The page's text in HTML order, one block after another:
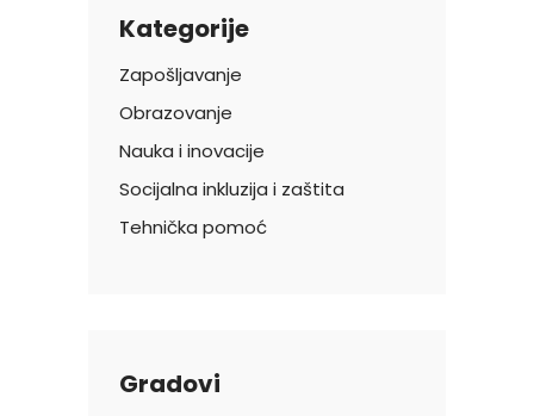
Kategorije
Zapošljavanje
Obrazovanje
Nauka i inovacije
Socijalna inkluzija i zaštita
Tehnička pomoć
Gradovi